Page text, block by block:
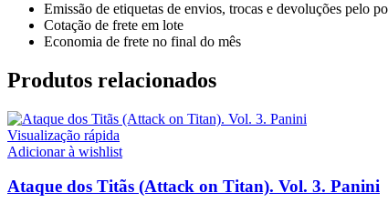
Emissão de etiquetas de envios, trocas e devoluções pelo
Cotação de frete em lote
Economia de frete no final do mês
Produtos relacionados
Visualização rápida
Adicionar à wishlist
Ataque dos Titãs (Attack on Titan). Vol. 3. Panini